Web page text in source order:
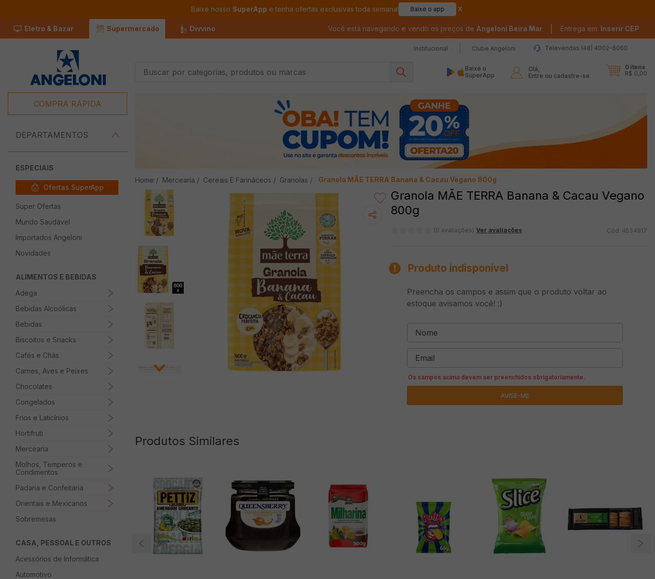
Baixe nosso SuperApp e tenha ofertas exclusivas toda semana! Baixe o app
Eletro & Bazar Supermercado Divvino Você está navegando e vendo os preços de Angeloni Beira Mar Entrega em: Inserir CEP
Institucional Clube Angeloni Televendas (48) 4002-6060
5º Iogurte
6º Carne
7º Pão
8º Papel Higienico
º
10º Ovo
Baixe o
SuperApp
Olá,
Entre ou cadastre-se
0 itens
R$ 0,00
COMPRA RÁPIDA
DEPARTAMENTOS
ESPECIAIS
Ofertas SuperApp
Super Ofertas
Mundo Saudável
Importados Angeloni
Novidades
ALIMENTOS E BEBIDAS
Adega
Bebidas Alcoólicas
Bebidas
Biscoitos e Snacks
Cafés e Chás
Carnes, Aves e Peixes
Chocolates
Congelados
Frios e Laticínios
Hortifruti
Mercearia
Molhos, Temperos e
Condimentos
Padaria e Confeitaria
Orientais e Mexicanos
Sobremesas
CASA, PESSOAL E OUTROS
Acessórios de Informática
Automotivo
Mercearia Cereais E Farináceos Granolas Granola MÃE TERRA Banana & Cacau Vegano 800g
Granola MÃE TERRA Banana & Cacau Vegano
800g
(0 avaliações) Ver avaliações 4534917
Produto indisponível
Preencha os campos e assim que o produto voltar ao
estoque avisamos você! :)
Produtos Similares